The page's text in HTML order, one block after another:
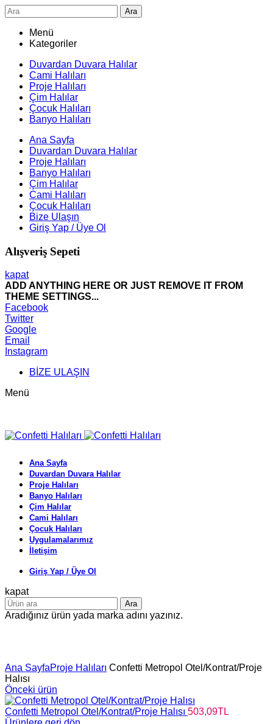
Ara
Menü
Kategoriler
Duvardan Duvara Halılar
Cami Halıları
Proje Halıları
Çim Halılar
Çocuk Halıları
Banyo Halıları
Ana Sayfa
Duvardan Duvara Halılar
Proje Halıları
Banyo Halıları
Çim Halılar
Cami Halıları
Çocuk Halıları
Bize Ulaşın
Giriş Yap / Üye Ol
Alışveriş Sepeti
kapat
ADD ANYTHING HERE OR JUST REMOVE IT FROM
THEME SETTINGS...
Facebook
Twitter
Google
Email
Instagram
BİZE ULAŞIN
Menü
Ana Sayfa
Duvardan Duvara Halılar
Proje Halıları
Banyo Halıları
Çim Halılar
Cami Halıları
Çocuk Halıları
Uygulamalarımız
İletişim
Giriş Yap / Üye Ol
kapat
Ara
Aradığınız ürün yada marka adını yazınız.
Ana SayfaProje Halıları Confetti Metropol Otel/Kontrat/Proje
Halısı
Önceki ürün
Confetti Metropol Otel/Kontrat/Proje Halısı 503,09TL